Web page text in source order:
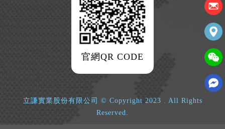
官網QR CODE
立謙實業股份有限公司 © Copyright 2023 . All Rights
Reserved.